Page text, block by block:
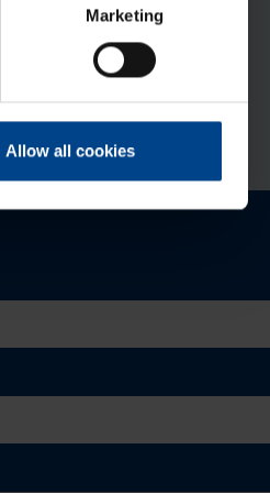
Marketing
Allow all cookies